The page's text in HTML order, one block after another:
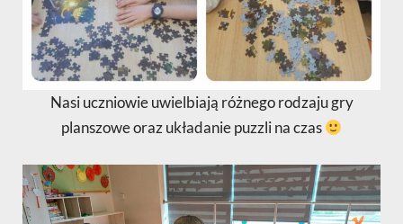
Nasi uczniowie uwielbiają różnego rodzaju gry
planszowe oraz układanie puzzli na czas